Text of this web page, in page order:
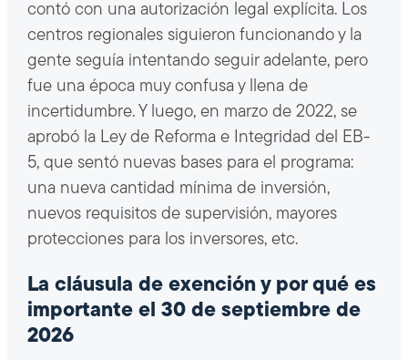
contó con una autorización legal explícita. Los
centros regionales siguieron funcionando y la
gente seguía intentando seguir adelante, pero
fue una época muy confusa y llena de
incertidumbre. Y luego, en marzo de 2022, se
aprobó la Ley de Reforma e Integridad del EB-
5, que sentó nuevas bases para el programa:
una nueva cantidad mínima de inversión,
nuevos requisitos de supervisión, mayores
protecciones para los inversores, etc.
La cláusula de exención y por qué es
importante el 30 de septiembre de
2026